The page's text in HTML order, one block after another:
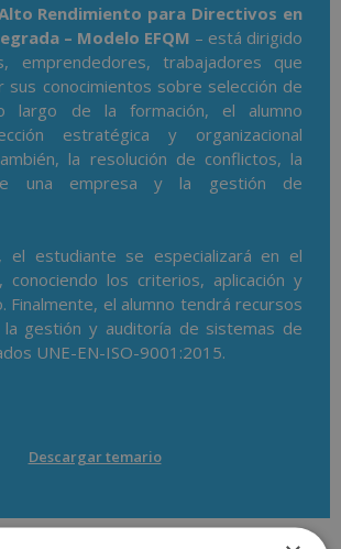
Rendimiento para Directivos en
– Modelo EFQM – está dirigido
emprendedores, trabajadores que
sus conocimientos sobre selección de
largo de la formación, el alumno
estratégica y organizacional
la resolución de conflictos, la
una empresa y la gestión de
el estudiante se especializará en el
conociendo los criterios, aplicación y
Finalmente, el alumno tendrá recursos
la gestión y auditoría de sistemas de
UNE-EN-ISO-9001:2015.
Descargar temario